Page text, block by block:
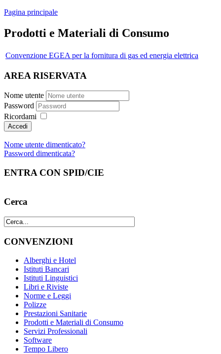
Pagina principale
Prodotti e Materiali di Consumo
Convenzione EGEA per la fornitura di gas ed energia elettrica
AREA RISERVATA
Nome utente
Password
Ricordami
Nome utente dimenticato?
Password dimenticata?
ENTRA CON SPID/CIE
Cerca
CONVENZIONI
Alberghi e Hotel
Istituti Bancari
Istituti Linguistici
Libri e Riviste
Norme e Leggi
Polizze
Prestazioni Sanitarie
Prodotti e Materiali di Consumo
Servizi Professionali
Software
Tempo Libero